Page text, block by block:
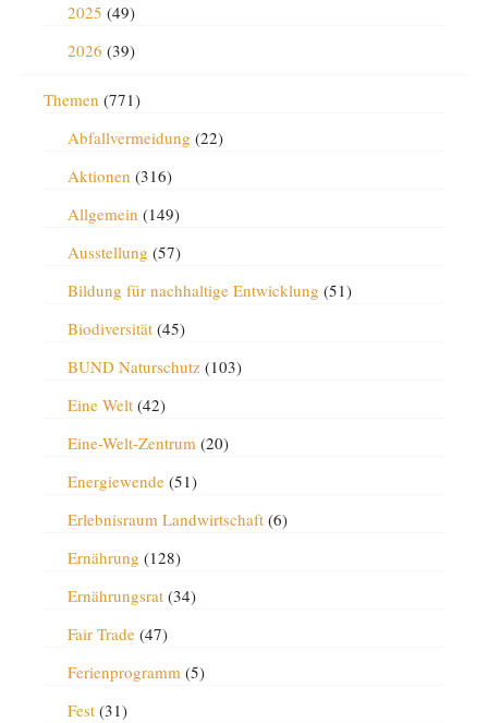
2025 (49)
2026 (39)
Themen (771)
Abfallvermeidung (22)
Aktionen (316)
Allgemein (149)
Ausstellung (57)
Bildung für nachhaltige Entwicklung (51)
Biodiversität(45)
BUND Naturschutz(103)
Eine Welt(42)
Eine-Welt-Zentrum(20)
Energiewende(51)
Erlebnisraum Landwirtschaft(6)
Ernährung (128)
Ernährungsrat(34)
Fair Trade(47)
Ferienprogramm(5)
Fest(31)